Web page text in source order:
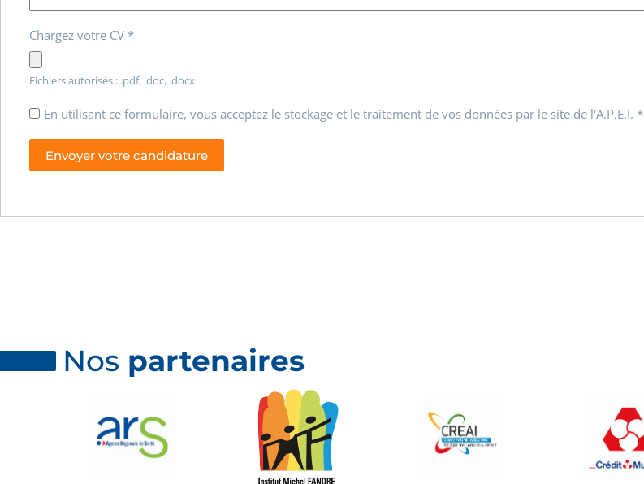
Chargez votre CV *
Fichiers autorisés : .pdf, .doc, .docx
En utilisant ce formulaire, vous acceptez le stockage et le traitement de vos données par le site de l'A.P.E.I. *
Nos partenaires